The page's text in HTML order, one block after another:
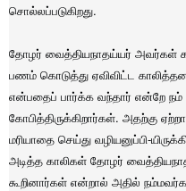
சொல்லப்படுகிறது.
தோழர் வைத்தியநாதய்யர் அவர்கள்
பணம் கொடுத்து ஏவிவிட்ட
என்பதைப் பார்க்க வந்தார் என்றே நம்
கோபித்திருக்கிறார்கள். அதற்கு
மரியாதை செய்து வழியனுப்பி-
அடித்த காலிகள் தோழர்
கூறினார்கள் என்றால் அதில்